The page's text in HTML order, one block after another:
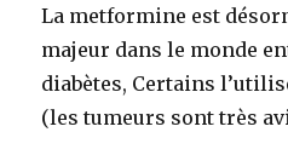
La metformine est
majeur dans le monde
diabètes, Certains
(les tumeurs sont très